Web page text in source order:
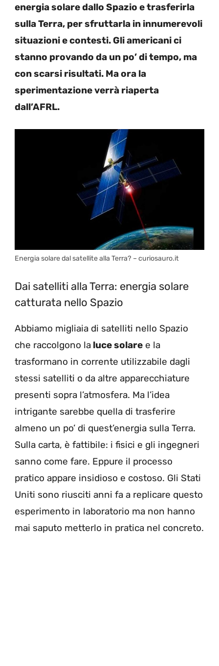
energia solare dallo Spazio e trasferirla
sulla Terra, per sfruttarla in innumerevoli
situazioni e contesti. Gli americani ci
stanno provando da un po’ di tempo, ma
con scarsi risultati. Ma ora la
sperimentazione verrà riaperta
dall’AFRL.
Energia solare dal satellite alla Terra? – curiosauro.it
Dai satelliti alla Terra: energia solare
catturata nello Spazio
Abbiamo migliaia di satelliti nello Spazio
che raccolgono la luce solare e la
trasformano in corrente utilizzabile dagli
stessi satelliti o da altre apparecchiature
presenti sopra l’atmosfera. Ma l’idea
intrigante sarebbe quella di trasferire
almeno un po’ di quest’energia sulla Terra.
Sulla carta, è fattibile: i fisici e gli ingegneri
sanno come fare. Eppure il processo
pratico appare insidioso e costoso. Gli Stati
Uniti sono riusciti anni fa a replicare questo
esperimento in laboratorio ma non hanno
mai saputo metterlo in pratica nel concreto.